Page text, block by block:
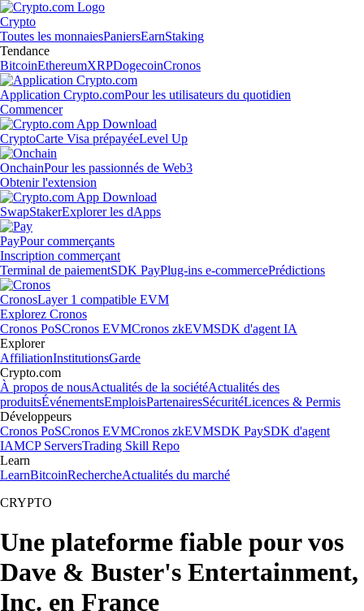
Crypto
Toutes les monnaiesPaniersEarnStaking
Tendance
BitcoinEthereumXRPDogecoinCronos
Application Crypto.comPour les utilisateurs du quotidien
Commencer
CryptoCarte Visa prépayéeLevel Up
OnchainPour les passionnés de Web3
Obtenir l'extension
SwapStakerExplorer les dApps
PayPour commerçants
Inscription commerçant
Terminal de paiementSDK PayPlug-ins e-commercePrédictions
CronosLayer 1 compatible EVM
Explorez Cronos
Cronos PoSCronos EVMCronos zkEVMSDK d'agent IA
Explorer
AffiliationInstitutionsGarde
Crypto.com
À propos de nousActualités de la sociétéActualités des
produitsÉvénementsEmploisPartenairesSécuritéLicences & Permis
Développeurs
Cronos PoSCronos EVMCronos zkEVMSDK PaySDK d'agent
IAMCP ServersTrading Skill Repo
Learn
LearnBitcoinRechercheActualités du marché
CRYPTO
Une plateforme fiable pour vos
Dave & Buster's Entertainment,
Inc. en France